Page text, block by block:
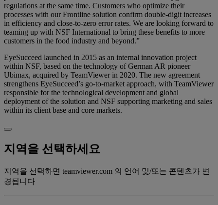
regulations at the same time. Customers who optimize their
processes with our Frontline solution confirm double-digit increases
in efficiency and close-to-zero error rates. We are looking forward to
teaming up with NSF International to bring these benefits to more
customers in the food industry and beyond.”
EyeSucceed launched in 2015 as an internal innovation project
within NSF, based on the technology of German AR pioneer
Ubimax, acquired by TeamViewer in 2020. The new agreement
strengthens EyeSucceed’s go-to-market approach, with TeamViewer
responsible for the technological development and global
deployment of the solution and NSF supporting marketing and sales
within its client base and core markets.
지역을 선택하세요
지역을 선택하면 teamviewer.com 의 언어 및/또는 콘텐츠가 변
경됩니다